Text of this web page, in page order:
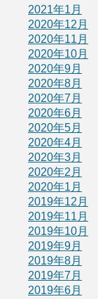
2021年1月
2020年12月
2020年11月
2020年10月
2020年9月
2020年8月
2020年7月
2020年6月
2020年5月
2020年4月
2020年3月
2020年2月
2020年1月
2019年12月
2019年11月
2019年10月
2019年9月
2019年8月
2019年7月
2019年6月